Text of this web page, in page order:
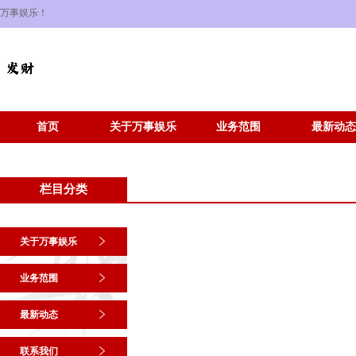
万事娱乐！
首页 关于万事娱乐 业务范围 最新动态
栏目分类
关于万事娱乐
业务范围
最新动态
联系我们